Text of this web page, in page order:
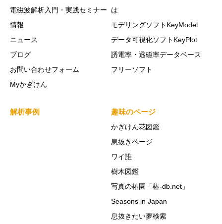
電磁波解析入門・実践セミナー
情報
ニュース
ブログ
お問い合わせフォーム
Myかぎけん
は
モデリングソフトKeyModel
データ可視化ソフトKeyPlot
誘電率・透磁率データベース
フリーソフト
解析事例 趣味のページ
かぎけん花図鑑
息抜きページ
ワイ誰
樹木図鑑
写真の椿園「椿-db.net」
Seasons in Japan
息抜きたい夢検索